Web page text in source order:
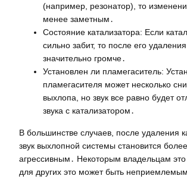
(например, резонатор), то
менее заметным․
Состояние катализатора: Если
сильно забит, то после его удаления
значительно громче․
Установлен ли пламегаситель:
пламегасителя может несколько
выхлопа, но звук все равно будет
звука с катализатором․
В большинстве случаев, после удаления
звук выхлопной системы становится
агрессивным․ Некоторым владельцам
для других это может быть